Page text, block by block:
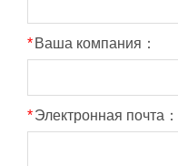
* Ваша компания：
*Электронная почта：